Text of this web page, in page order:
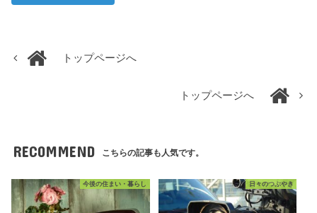
トップページへ
トップページへ
RECOMMEND こちらの記事も人気です。
今後の住まい・暮らし 日々のつぶやき